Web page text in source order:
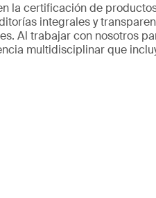
la certificación de
integrales y
Al trabajar con nosotros
multidisciplinar que